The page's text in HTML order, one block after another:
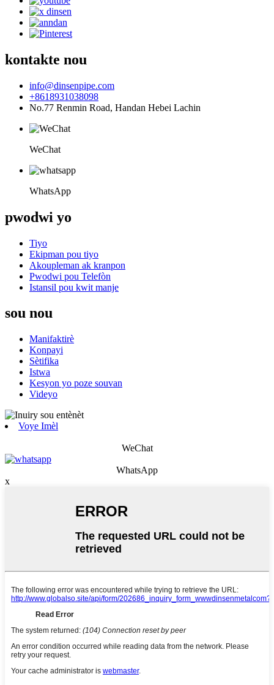
kontakte nou
info@dinsenpipe.com
+8618931038098
No.77 Renmin Road, Handan Hebei Lachin
WeChat
WhatsApp
pwodwi yo
Tiyo
Ekipman pou tiyo
Akoupleman ak kranpon
Pwodwi pou Telefòn
Istansil pou kwit manje
sou nou
Manifaktirè
Konpayi
Sètifika
Istwa
Kesyon yo poze souvan
Videyo
Voye Imèl
WeChat
WhatsApp
x